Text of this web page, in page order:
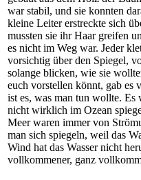
war stabil, und sie konnten
kleine Leiter erstreckte sich
mussten sie ihr Haar greifen
es nicht im Weg war. Jeder
vorsichtig über den Spiegel,
solange blicken, wie sie
euch vorstellen könnt, gab es
ist es, was man tun wollte.
nicht wirklich im Ozean
Meer waren immer von
man sich spiegeln, weil das
Wind hat das Wasser nicht
vollkommener, ganz